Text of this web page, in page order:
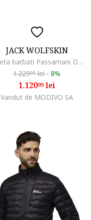
JACK WOLFSKIN
Jacheta barbati Passamani Down Jkt, Negru
1.22999lei - 8%
1.12099lei
Vandut de MODIVO SA